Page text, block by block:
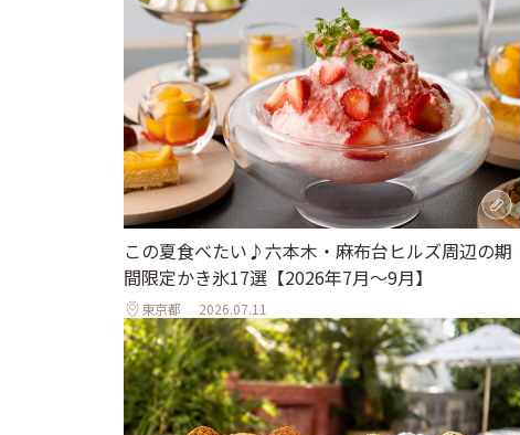
この夏食べたい♪六本木・麻布台ヒルズ周辺の期
間限定かき氷17選【2026年7月～9月】
東京都 2026.07.11